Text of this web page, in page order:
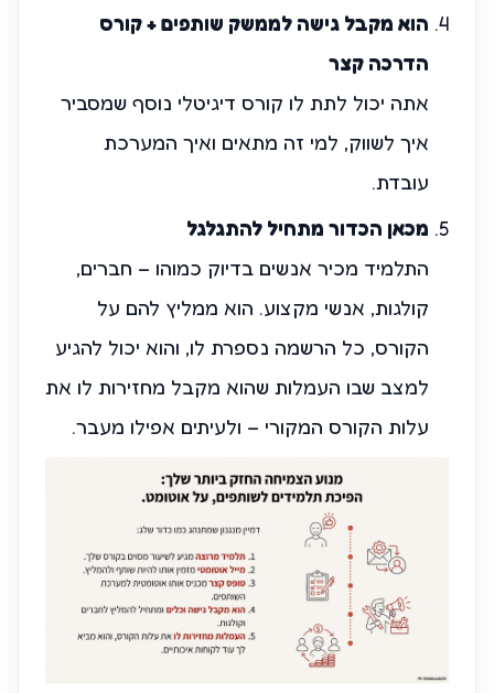
הוא מקבל גישה לממשק שותפים + קורס
הדרכה קצר
אתה יכול לתת לו קורס דיגיטלי נוסף שמסביר
איך לשווק, למי זה מתאים ואיך המערכת
עובדת.
מכאן הכדור מתחיל להתגלגל
התלמיד מכיר אנשים בדיוק כמוהו – חברים,
קולגות, אנשי מקצוע. הוא ממליץ להם על
הקורס, כל הרשמה נספרת לו, והוא יכול להגיע
למצב שבו העמלות שהוא מקבל מחזירות לו את
עלות הקורס המקורי – ולעיתים אפילו מעבר.